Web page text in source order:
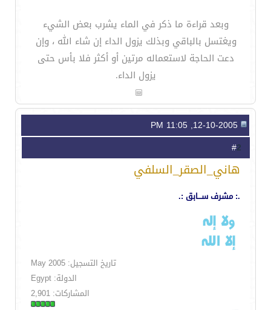
وبعد قراءة ما ذكر في الماء يشرب بعض الشيء
ويغتسل بالباقي وبذلك يزول الداء إن شاء الله ، وإن
دعت الحاجة لاستعماله مرتين أو أكثر فلا بأس حتى
يزول الداء.
2
هاني_الصقر_السلفي
.: مشرف ســـابق :.
تاريخ التسجيل: May 2005
الدولة: Egypt
المشاركات: 2,901